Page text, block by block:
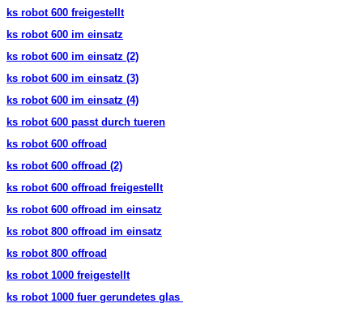
ks robot 600 freigestellt
ks robot 600 im einsatz
ks robot 600 im einsatz (2)
ks robot 600 im einsatz (3)
ks robot 600 im einsatz (4)
ks robot 600 passt durch tueren
ks robot 600 offroad
ks robot 600 offroad (2)
ks robot 600 offroad freigestellt
ks robot 600 offroad im einsatz
ks robot 800 offroad im einsatz
ks robot 800 offroad
ks robot 1000 freigestellt
ks robot 1000 fuer gerundetes glas